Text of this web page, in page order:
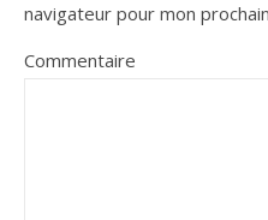
navigateur pour mon
Commentaire